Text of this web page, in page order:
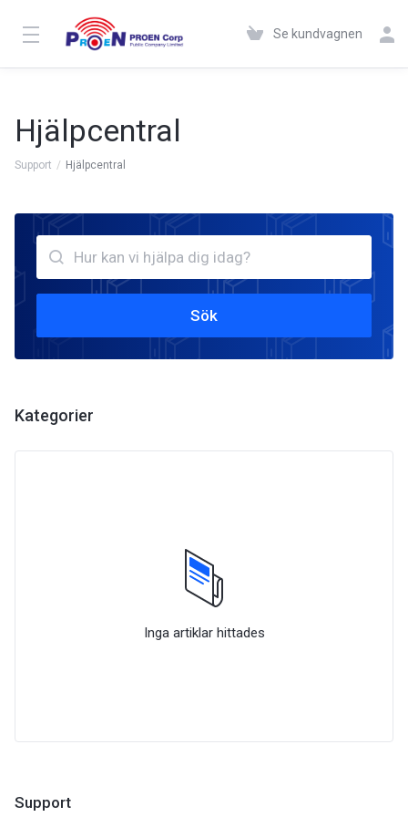
Se kundvagnen
Hjälpcentral
Support Hjälpcentral
Sök
Kategorier
Inga artiklar hittades
Support